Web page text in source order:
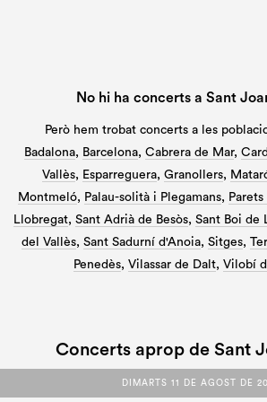
No hi ha concerts a Sant
Però hem trobat concerts a les
Badalona, Barcelona, Cabrera de Mar,
Vallès, Esparreguera, Granollers,
Montmeló, Palau-solità i Plegamans,
Llobregat, Sant Adrià de Besòs, Sant Boi de
del Vallès, Sant Sadurní d'Anoia, Sitges,
Penedès, Vilassar de Dalt, Vilobí
Concerts aprop de Sant
DIMARTS 11 DE AGOST DE
DIMARTS 11 DE AGOST DE